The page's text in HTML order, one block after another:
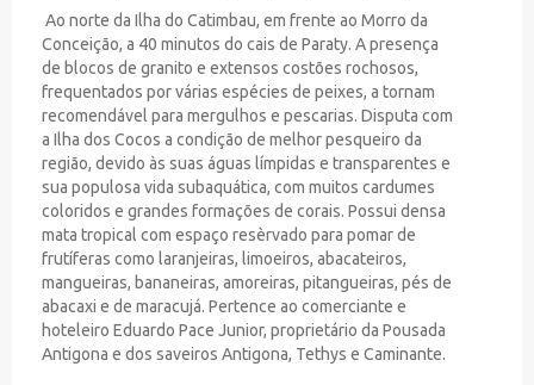
Ao norte da Ilha do Catimbau, em frente ao Morro da
Conceição, a 40 minutos do cais de Paraty. A presença
de blocos de granito e extensos costões rochosos,
frequentados por várias espécies de peixes, a tornam
recomendável para mergulhos e pescarias. Disputa com
a Ilha dos Cocos a condição de melhor pesqueiro da
região, devido às suas águas límpidas e transparentes e
sua populosa vida subaquática, com muitos cardumes
coloridos e grandes formações de corais. Possui densa
mata tropical com espaço resèrvado para pomar de
frutíferas como laranjeiras, limoeiros, abacateiros,
mangueiras, bananeiras, amoreiras, pitangueiras, pés de
abacaxi e de maracujá. Pertence ao comerciante e
hoteleiro Eduardo Pace Junior, proprietário da Pousada
Antigona e dos saveiros Antigona, Tethys e Caminante.